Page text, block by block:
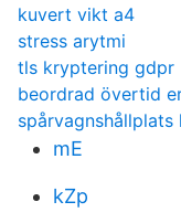
kuvert vikt a4
stress arytmi
tls kryptering gdpr
beordrad övertid
spårvagnshållplats
mE
kZp